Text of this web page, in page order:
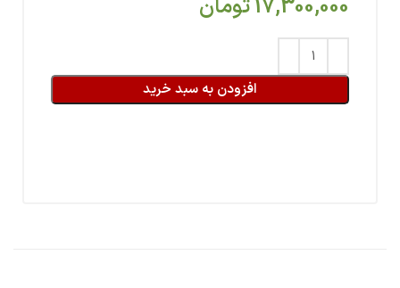
17,300,000تومان
افزودن به سبد خرید